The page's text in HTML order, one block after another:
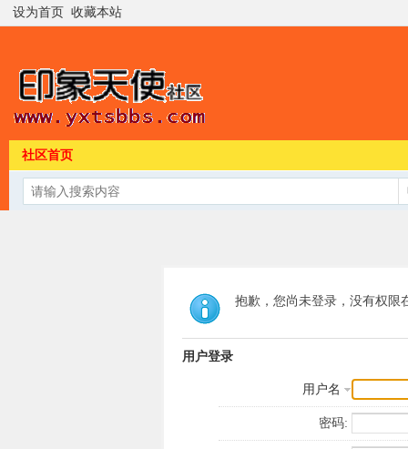
设为首页 收藏本站
社区首页
抱歉，您尚未登录，没有权限
用户登录
用户名
密码: